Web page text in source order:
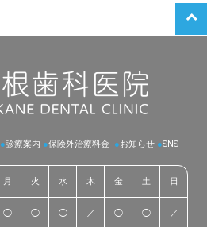
●診療案内 ●保険外治療料金 ●お知らせ ●SNS
月 火 水 木 金 土 日
◯ ◯ ◯ ／ ◯ ◯ ／